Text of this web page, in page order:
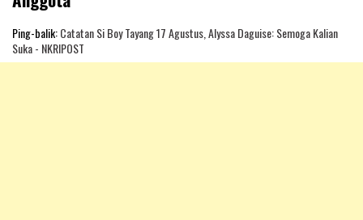
Ping-balik:Catatan Si Boy Tayang 17 Agustus, Alyssa Daguise: Semoga Kalian
Suka - NKRIPOST